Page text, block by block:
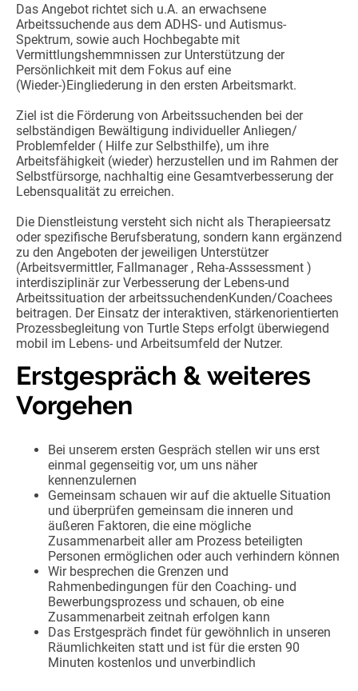
Das Angebot richtet sich u.A. an erwachsene
Arbeitssuchende aus dem ADHS- und Autismus-
Spektrum, sowie auch Hochbegabte mit
Vermittlungshemmnissen zur Unterstützung der
Persönlichkeit mit dem Fokus auf eine
(Wieder-)Eingliederung in den ersten Arbeitsmarkt.
Ziel ist die Förderung von Arbeitssuchenden bei der
selbständigen Bewältigung individueller Anliegen/
Problemfelder ( Hilfe zur Selbsthilfe), um ihre
Arbeitsfähigkeit (wieder) herzustellen und im Rahmen der
Selbstfürsorge, nachhaltig eine Gesamtverbesserung der
Lebensqualität zu erreichen.
Die Dienstleistung versteht sich nicht als Therapieersatz
oder spezifische Berufsberatung, sondern kann ergänzend
zu den Angeboten der jeweiligen Unterstützer
(Arbeitsvermittler, Fallmanager , Reha-Asssessment )
interdisziplinär zur Verbesserung der Lebens-und
Arbeitssituation der arbeitssuchendenKunden/Coachees
beitragen. Der Einsatz der interaktiven, stärkenorientierten
Prozessbegleitung von Turtle Steps erfolgt überwiegend
mobil im Lebens- und Arbeitsumfeld der Nutzer.
Erstgespräch & weiteres
Vorgehen
Bei unserem ersten Gespräch stellen wir uns erst
einmal gegenseitig vor, um uns näher
kennenzulernen
Gemeinsam schauen wir auf die aktuelle Situation
und überprüfen gemeinsam die inneren und
äußeren Faktoren, die eine mögliche
Zusammenarbeit aller am Prozess beteiligten
Personen ermöglichen oder auch verhindern können
Wir besprechen die Grenzen und
Rahmenbedingungen für den Coaching- und
Bewerbungsprozess und schauen, ob eine
Zusammenarbeit zeitnah erfolgen kann
Das Erstgespräch findet für gewöhnlich in unseren
Räumlichkeiten statt und ist für die ersten 90
Minuten kostenlos und unverbindlich